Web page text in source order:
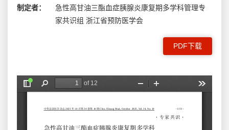
制定者：
急性高甘油三酯血症胰腺炎康复期多学科管理专
家共识组 浙江省预防医学会
PDF下载